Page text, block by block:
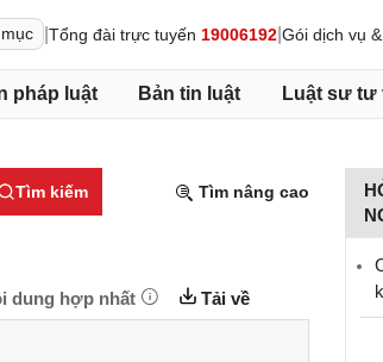
Tổng đài trực tuyến 19006192 Gói dịch vụ
pháp luật Bản tin luật Luật sư tư
Tìm kiếm Tìm nâng cao
dung hợp nhất Tải về